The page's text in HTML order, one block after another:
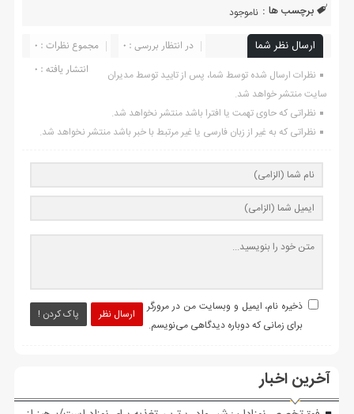
برچسب ها : ناموجود
ارسال نظر شما مجموع نظرات : 0
در انتظار بررسی : 0
انتشار یافته : ۰
نظرات ارسال شده توسط شما، پس از تایید توسط مدیران
سایت منتشر خواهد شد.
نظراتی که حاوی تهمت یا افترا باشد منتشر نخواهد شد.
نظراتی که به غیر از زبان فارسی یا غیر مرتبط با خبر باشد منتشر نخواهد شد.
ارسال نظر پاک کردن !
ذخیره نام، ایمیل و وبسایت من در مرورگر
برای زمانی که دوباره دیدگاهی می‌نویسم.
آخرین اخبار